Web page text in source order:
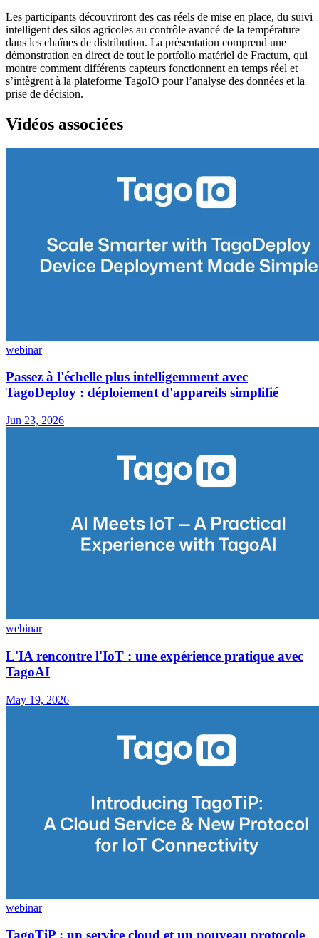
Les participants découvriront des cas réels de mise en place, du suivi
intelligent des silos agricoles au contrôle avancé de la température
dans les chaînes de distribution. La présentation comprend une
démonstration en direct de tout le portfolio matériel de Fractum, qui
montre comment différents capteurs fonctionnent en temps réel et
s’intègrent à la plateforme TagoIO pour l’analyse des données et la
prise de décision.
Vidéos associées
webinar
Passez à l'échelle plus intelligemment avec
TagoDeploy : déploiement d'appareils simplifié
Jun 23, 2026
webinar
L'IA rencontre l'IoT : une expérience pratique avec
TagoAI
May 19, 2026
webinar
TagoTiP : un service cloud et un nouveau protocole